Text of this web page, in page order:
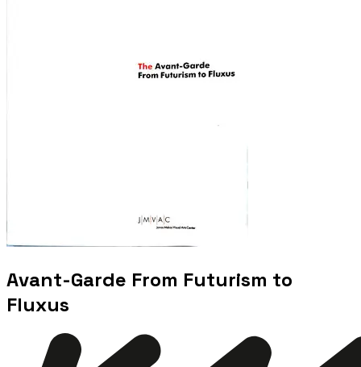
Avant-Garde From Futurism to
Fluxus